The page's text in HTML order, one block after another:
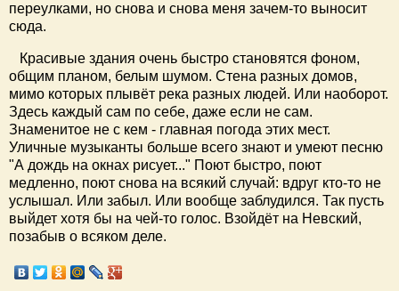
переулками, но снова и снова меня зачем-то выносит
сюда.
Красивые здания очень быстро становятся фоном,
общим планом, белым шумом. Стена разных домов,
мимо которых плывёт река разных людей. Или наоборот.
Здесь каждый сам по себе, даже если не сам.
Знаменитое не с кем - главная погода этих мест.
Уличные музыканты больше всего знают и умеют песню
"А дождь на окнах рисует..." Поют быстро, поют
медленно, поют снова на всякий случай: вдруг кто-то не
услышал. Или забыл. Или вообще заблудился. Так пусть
выйдет хотя бы на чей-то голос. Взойдёт на Невский,
позабыв о всяком деле.